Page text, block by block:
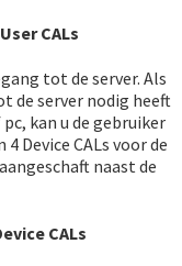
CALs
tot de server. Als
de server nodig heeft
kan u de gebruiker
Device CALs voor de
naast de
CALs